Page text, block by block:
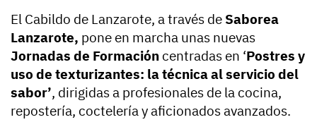
El Cabildo de Lanzarote, a través de Saborea
Lanzarote, pone en marcha unas nuevas
Jornadas de Formación centradas en ‘Postres y
uso de texturizantes: la técnica al servicio del
sabor’, dirigidas a profesionales de la cocina,
repostería, coctelería y aficionados avanzados.